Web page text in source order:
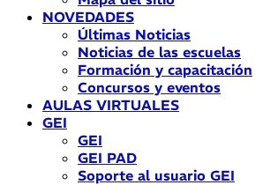
NOVEDADES
Últimas Noticias
Noticias de las escuelas
Formación y capacitación
Concursos y eventos
AULAS VIRTUALES
GEI
GEI
GEI PAD
Soporte al usuario GEI